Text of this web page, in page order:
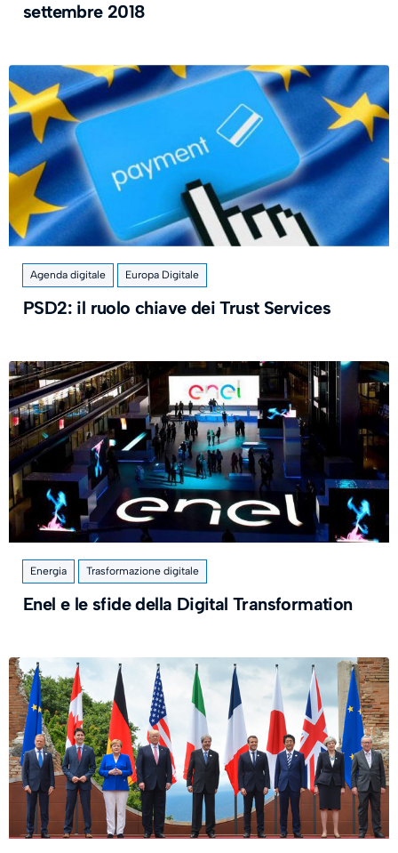
settembre 2018
Agenda digitale Europa Digitale
PSD2: il ruolo chiave dei Trust Services
Energia Trasformazione digitale
Enel e le sfide della Digital Transformation